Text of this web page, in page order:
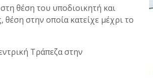
θέση του υποδιοικητή και
θέση στην οποία κατείχε μέχρι το
Τράπεζα στην